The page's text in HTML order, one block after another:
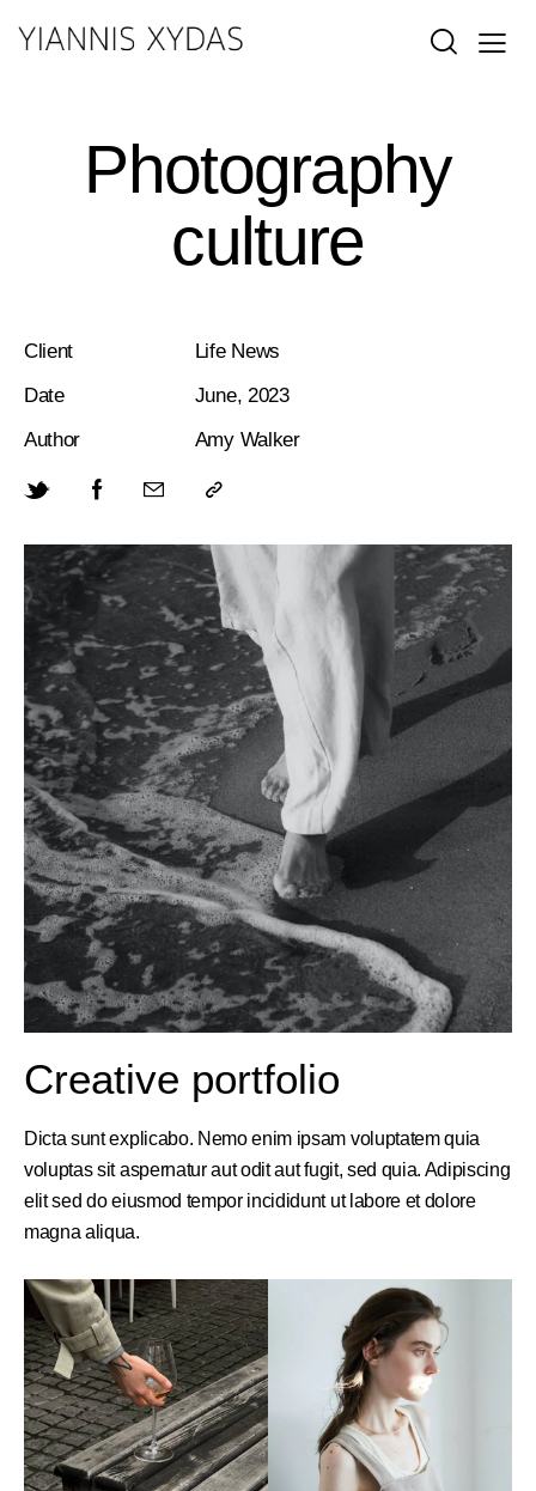
Photography
culture
Client
Life News
Date
June, 2023
Author
Amy Walker
Creative portfolio
Dicta sunt explicabo. Nemo enim ipsam voluptatem quia
voluptas sit aspernatur aut odit aut fugit, sed quia. Adipiscing
elit sed do eiusmod tempor incididunt ut labore et dolore
magna aliqua.